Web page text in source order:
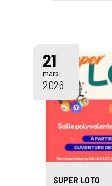
21
mars
2026
SUPER LOTO